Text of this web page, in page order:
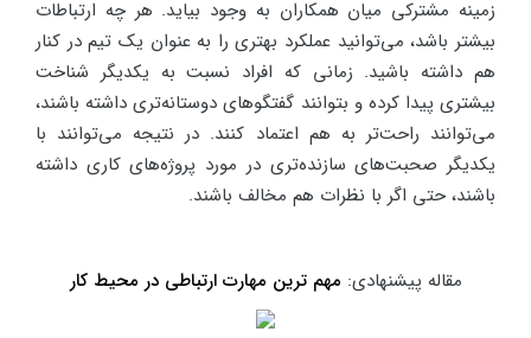
زمینه مشترکی میان همکاران به وجود بیاید. هر چه ارتباطات
بیشتر باشد، می‌توانید عملکرد بهتری را به عنوان یک تیم در کنار
هم داشته باشید. زمانی که افراد نسبت به یکدیگر شناخت
بیشتری پیدا کرده و بتوانند گفتگوهای دوستانه‌تری داشته باشند،
می‌توانند راحت‌تر به هم اعتماد کنند. در نتیجه می‌توانند با
یکدیگر صحبت‌های سازنده‌تری در مورد پروژه‌های کاری داشته
باشند، حتی اگر با نظرات هم مخالف باشند.
مقاله پیشنهادی: مهم ترین مهارت ارتباطی در محیط کار